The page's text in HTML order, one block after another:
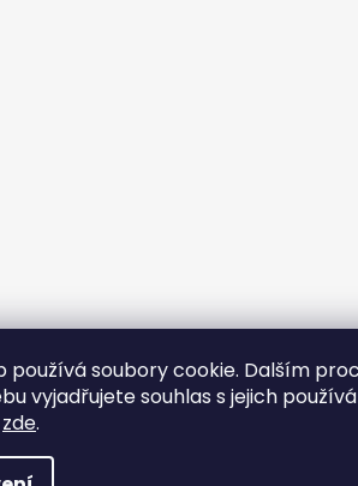
používá soubory cookie. Dalším
vyjadřujete souhlas s jejich
zde.
vyhrazena.